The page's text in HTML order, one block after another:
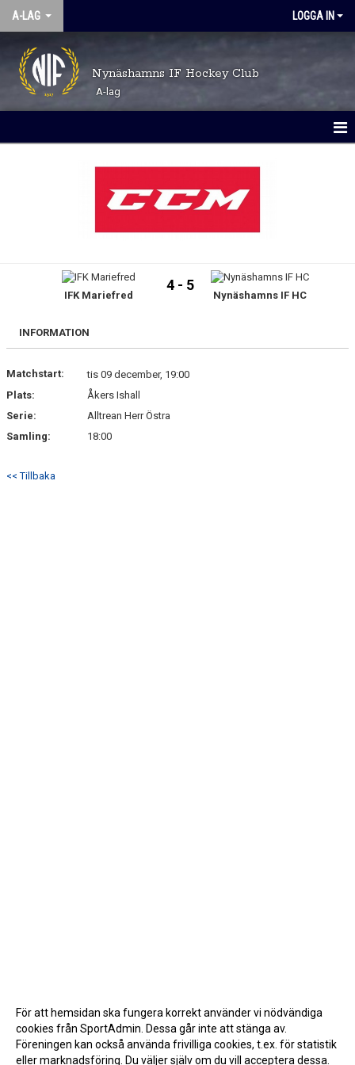
A-LAG LOGGA IN
Nynäshamns IF Hockey Club
A-lag
MATCHER
IFK Mariefred
4 - 5
Nynäshamns IF HC
INFORMATION
Matchstart:
tis 09 december, 19:00
Plats:
Åkers Ishall
Serie:
Alltrean Herr Östra
Samling:
18:00
<< Tillbaka
För att hemsidan ska fungera korrekt använder vi nödvändiga
cookies från SportAdmin. Dessa går inte att stänga av.
Föreningen kan också använda frivilliga cookies, t.ex. för statistik
eller marknadsföring. Du väljer själv om du vill acceptera dessa.